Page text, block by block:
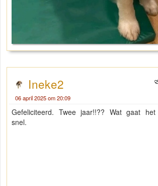
Ineke2
06 april 2025 om 20:09
Gefeliciteerd. Twee jaar!!?? Wat gaat het
snel.